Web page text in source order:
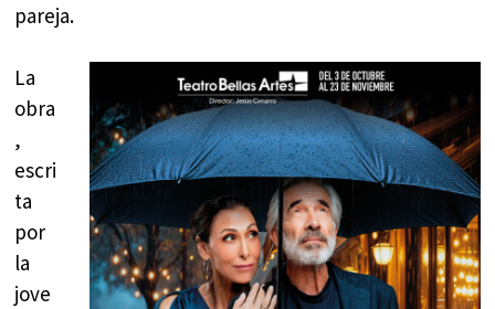
pareja.
La
obra
,
escri
ta
por
la
jove